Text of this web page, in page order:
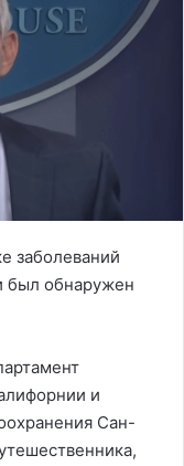
заболеваний
был обнаружен
и
Сан-